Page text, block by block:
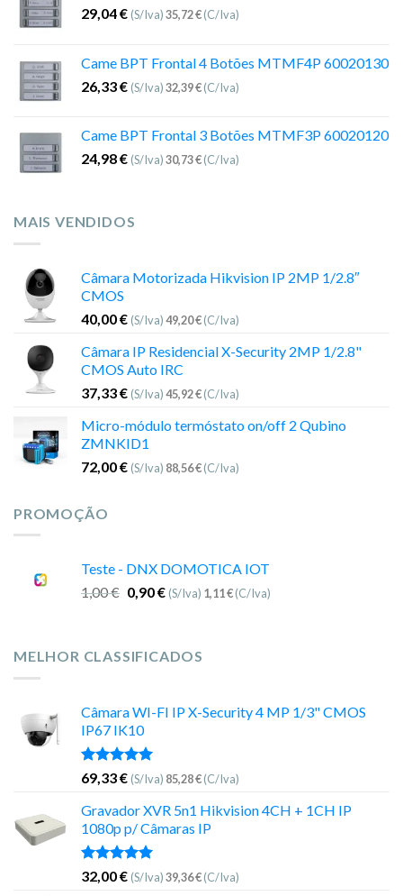
29,04€ (S/Iva)35,72€(C/Iva)
Came BPT Frontal 4 Botões MTMF4P 60020130
26,33€ (S/Iva)32,39€(C/Iva)
Came BPT Frontal 3 Botões MTMF3P 60020120
24,98€ (S/Iva)30,73€(C/Iva)
MAIS VENDIDOS
Câmara Motorizada Hikvision IP 2MP 1/2.8″
CMOS
40,00€ (S/Iva)49,20€(C/Iva)
Câmara IP Residencial X-Security 2MP 1/2.8"
CMOS Auto IRC
37,33€ (S/Iva)45,92€(C/Iva)
Micro-módulo termóstato on/off 2 Qubino
ZMNKID1
72,00€ (S/Iva) 88,56€(C/Iva)
PROMOÇÃO
Teste - DNX DOMOTICA IOT
1,00€ 0,90€ (S/Iva) 1,11€(C/Iva)
MELHOR CLASSIFICADOS
Câmara WI-FI IP X-Security 4 MP 1/3" CMOS
IP67 IK10
Avaliação
5.00
de 5
69,33€ (S/Iva) 85,28€(C/Iva)
Gravador XVR 5n1 Hikvision 4CH + 1CH IP
1080p p/ Câmaras IP
Avaliação
5.00
de 5
32,00€ (S/Iva)39,36€(C/Iva)